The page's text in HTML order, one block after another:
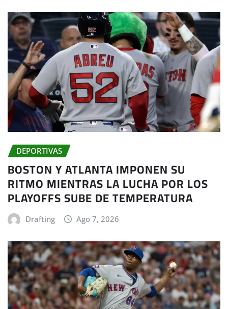
DEPORTIVAS
BOSTON Y ATLANTA IMPONEN SU
RITMO MIENTRAS LA LUCHA POR LOS
PLAYOFFS SUBE DE TEMPERATURA
Drafting Ago 7, 2026